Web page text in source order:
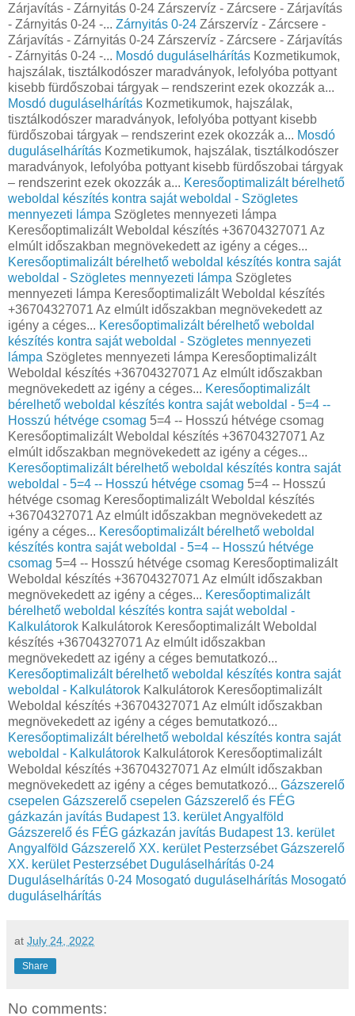
Zárjavítás - Zárnyitás 0-24 Zárszervíz - Zárcsere - Zárjavítás
- Zárnyitás 0-24 -... Zárnyitás 0-24 Zárszervíz - Zárcsere -
Zárjavítás - Zárnyitás 0-24 Zárszervíz - Zárcsere - Zárjavítás
- Zárnyitás 0-24 -... Mosdó duguláselhárítás Kozmetikumok,
hajszálak, tisztálkodószer maradványok, lefolyóba pottyant
kisebb fürdőszobai tárgyak – rendszerint ezek okozzák a...
Mosdó duguláselhárítás Kozmetikumok, hajszálak,
tisztálkodószer maradványok, lefolyóba pottyant kisebb
fürdőszobai tárgyak – rendszerint ezek okozzák a... Mosdó
duguláselhárítás Kozmetikumok, hajszálak, tisztálkodószer
maradványok, lefolyóba pottyant kisebb fürdőszobai tárgyak
– rendszerint ezek okozzák a... Keresőoptimalizált bérelhető
weboldal készítés kontra saját weboldal - Szögletes
mennyezeti lámpa Szögletes mennyezeti lámpa
Keresőoptimalizált Weboldal készítés +36704327071 Az
elmúlt időszakban megnövekedett az igény a céges...
Keresőoptimalizált bérelhető weboldal készítés kontra saját
weboldal - Szögletes mennyezeti lámpa Szögletes
mennyezeti lámpa Keresőoptimalizált Weboldal készítés
+36704327071 Az elmúlt időszakban megnövekedett az
igény a céges... Keresőoptimalizált bérelhető weboldal
készítés kontra saját weboldal - Szögletes mennyezeti
lámpa Szögletes mennyezeti lámpa Keresőoptimalizált
Weboldal készítés +36704327071 Az elmúlt időszakban
megnövekedett az igény a céges... Keresőoptimalizált
bérelhető weboldal készítés kontra saját weboldal - 5=4 --
Hosszú hétvége csomag 5=4 -- Hosszú hétvége csomag
Keresőoptimalizált Weboldal készítés +36704327071 Az
elmúlt időszakban megnövekedett az igény a céges...
Keresőoptimalizált bérelhető weboldal készítés kontra saját
weboldal - 5=4 -- Hosszú hétvége csomag 5=4 -- Hosszú
hétvége csomag Keresőoptimalizált Weboldal készítés
+36704327071 Az elmúlt időszakban megnövekedett az
igény a céges... Keresőoptimalizált bérelhető weboldal
készítés kontra saját weboldal - 5=4 -- Hosszú hétvége
csomag 5=4 -- Hosszú hétvége csomag Keresőoptimalizált
Weboldal készítés +36704327071 Az elmúlt időszakban
megnövekedett az igény a céges... Keresőoptimalizált
bérelhető weboldal készítés kontra saját weboldal -
Kalkulátorok Kalkulátorok Keresőoptimalizált Weboldal
készítés +36704327071 Az elmúlt időszakban
megnövekedett az igény a céges bemutatkozó...
Keresőoptimalizált bérelhető weboldal készítés kontra saját
weboldal - Kalkulátorok Kalkulátorok Keresőoptimalizált
Weboldal készítés +36704327071 Az elmúlt időszakban
megnövekedett az igény a céges bemutatkozó...
Keresőoptimalizált bérelhető weboldal készítés kontra saját
weboldal - Kalkulátorok Kalkulátorok Keresőoptimalizált
Weboldal készítés +36704327071 Az elmúlt időszakban
megnövekedett az igény a céges bemutatkozó... Gázszerelő
csepelen Gázszerelő csepelen Gázszerelő és FÉG
gázkazán javítás Budapest 13. kerület Angyalföld
Gázszerelő és FÉG gázkazán javítás Budapest 13. kerület
Angyalföld Gázszerelő XX. kerület Pesterzsébet Gázszerelő
XX. kerület Pesterzsébet Duguláselhárítás 0-24
Duguláselhárítás 0-24 Mosogató duguláselhárítás Mosogató
duguláselhárítás
at July 24, 2022
Share
No comments: